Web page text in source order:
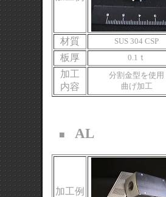
材質 SUS 304 CSP
板厚 0.1ｔ
加工
内容
分割金型を使用
曲げ加工
■ AL
加工例